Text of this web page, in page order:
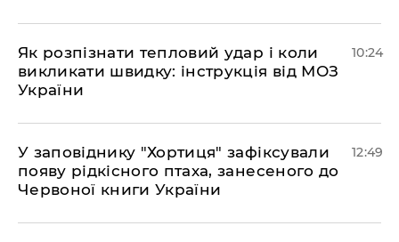
Як розпізнати тепловий удар і коли
викликати швидку: інструкція від МОЗ
України
10:24
У заповіднику "Хортиця" зафіксували
появу рідкісного птаха, занесеного до
Червоної книги України
12:49